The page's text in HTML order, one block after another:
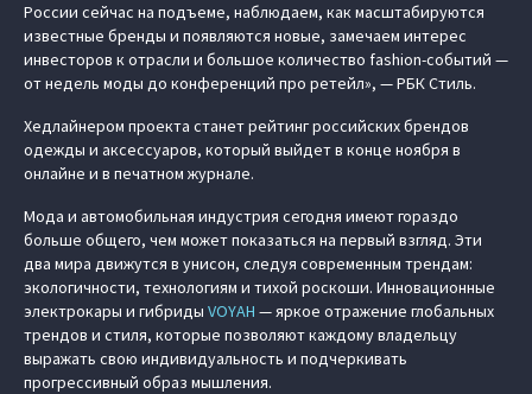
России сейчас на подъеме, наблюдаем, как масштабируются
известные бренды и появляются новые, замечаем интерес
инвесторов к отрасли и большое количество fashion-событий —
от недель моды до конференций про ретейл», — РБК Стиль.
Хедлайнером проекта станет рейтинг российских брендов
одежды и аксессуаров, который выйдет в конце ноября в
онлайне и в печатном журнале.
Мода и автомобильная индустрия сегодня имеют гораздо
больше общего, чем может показаться на первый взгляд. Эти
два мира движутся в унисон, следуя современным трендам:
экологичности, технологиям и тихой роскоши. Инновационные
электрокары и гибриды VOYAH — яркое отражение глобальных
трендов и стиля, которые позволяют каждому владельцу
выражать свою индивидуальность и подчеркивать
прогрессивный образ мышления.